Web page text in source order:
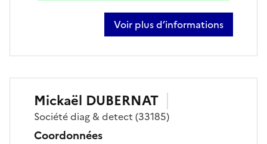
Voir plus d’informations
sur jérémy saupin
Mickaël DUBERNAT
Sociétédiag & detect (33185)
Coordonnées